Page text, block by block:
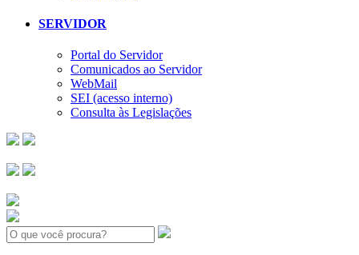
SERVIDOR
Portal do Servidor
Comunicados ao Servidor
WebMail
SEI (acesso interno)
Consulta às Legislações
Search: